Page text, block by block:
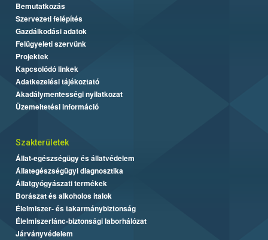
Bemutatkozás
Szervezeti felépítés
Gazdálkodási adatok
Felügyeleti szervünk
Projektek
Kapcsolódó linkek
Adatkezelési tájékoztató
Akadálymentességi nyilatkozat
Üzemeltetési információ
Szakterületek
Állat-egészségügy és állatvédelem
Állategészségügyi diagnosztika
Állatgyógyászati termékek
Borászat és alkoholos italok
Élelmiszer- és takarmánybiztonság
Élelmiszerlánc-biztonsági laborhálózat
Járványvédelem